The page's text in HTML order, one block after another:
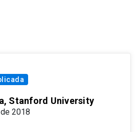
Stanford University
2018